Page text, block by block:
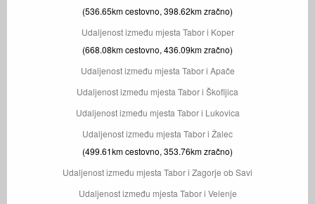
(536.65km cestovno, 398.62km zračno)
Udaljenost između mjesta Tabor i Koper
(668.08km cestovno, 436.09km zračno)
Udaljenost između mjesta Tabor i Apače
Udaljenost između mjesta Tabor i Škofljica
Udaljenost između mjesta Tabor i Lukovica
Udaljenost između mjesta Tabor i Žalec
(499.61km cestovno, 353.76km zračno)
Udaljenost između mjesta Tabor i Zagorje ob Savi
Udaljenost između mjesta Tabor i Velenje